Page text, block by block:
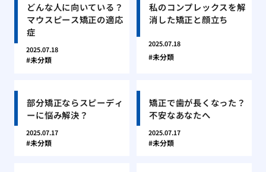
どんな人に向いている？
マウスピース矯正の適応
症
2025.07.18
未分類
私のコンプレックスを解
消した矯正と顔立ち
2025.07.18
未分類
部分矯正ならスピーディ
ーに悩み解決？
2025.07.17
未分類
矯正で歯が長くなった？
不安なあなたへ
2025.07.17
未分類